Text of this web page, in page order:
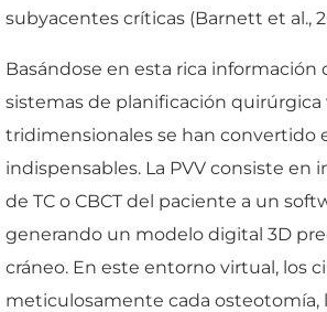
subyacentes críticas (Barnett et al.,
Basándose en esta rica información
sistemas de planificación quirúrgica
tridimensionales se han convertido
indispensables. La PVV consiste en
de TC o CBCT del paciente a un
generando un modelo digital 3D
cráneo. En este entorno virtual, los
meticulosamente cada osteotomía,